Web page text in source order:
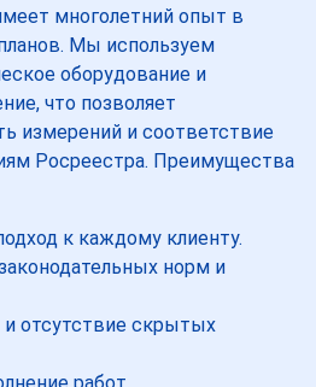
многолетний опыт в
Мы используем
оборудование и
что позволяет
измерений и соответствие
Росреестра. Преимущества
к каждому клиенту.
норм и
отсутствие скрытых
работ.